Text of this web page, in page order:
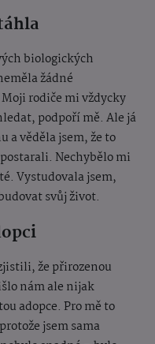
biologických
žádné
rodiče mi vždycky
podpoří mě. Ale já
a věděla jsem, že to
Nechybělo mi
Vystudovala jsem,
svůj život.
že přirozenou
nám ale nijak
adopce. Pro mě to
jsem sama